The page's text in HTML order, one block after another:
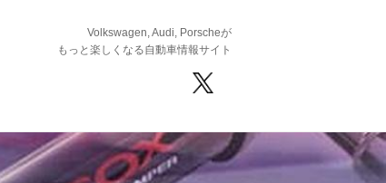
Volkswagen, Audi, Porscheが
もっと楽しくなる自動車情報サイト